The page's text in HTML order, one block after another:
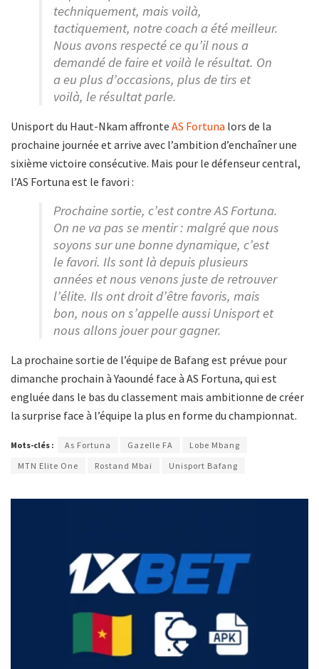
techniquement, mais voilà,
tactiquement, notre coach a été meilleur.
Nous avons respecté ce qu’il nous a
demandé de faire et voilà le résultat. On
a eu plus d’occasions, plus de tirs et
voilà, le résultat parle.
Unisport du Haut-Nkam affronte AS Fortuna lors de la
prochaine journée et arrive avec l’ambition d’enchaîner une
sixième victoire consécutive. Mais pour le défenseur central,
l’AS Fortuna est le favori :
Prochaine sortie, c’est contre AS Fortuna.
On ne va pas se mentir : malgré que nous
soyons sur une bonne dynamique, c’est
le favori. Ils sont là depuis plusieurs
années et nous venons juste de retrouver
l’élite. Ils ont droit d’être favoris, mais
bon, nous on s’appelle aussi Unisport et
nous allons jouer pour gagner.
La prochaine sortie de l’équipe de Bafang est prévue pour
dimanche prochain à Yaoundé face à AS Fortuna, qui est
engluée dans le bas du classement mais ambitionne de créer
la surprise face à l’équipe la plus en forme du championnat.
Mots-clés : As Fortuna Gazelle FA
Lobe Mbang
MTN Elite One
Rostand Mbai Unisport Bafang